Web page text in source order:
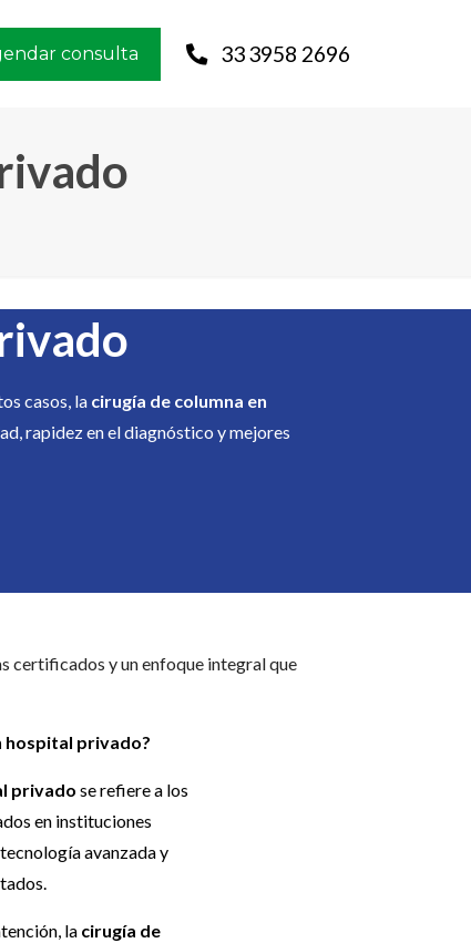
consulta 33 3958 2696
casos, la cirugía de columna en
rapidez en el diagnóstico y mejores
certificados y un enfoque integral que
hospital privado?
privado se refiere a los
en instituciones
avanzada y
la cirugía de